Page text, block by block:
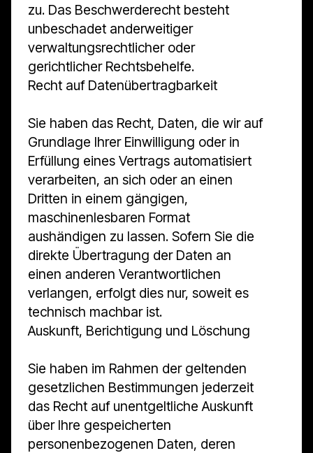
zu. Das Beschwerderecht besteht
unbeschadet anderweitiger
verwaltungsrechtlicher oder
gerichtlicher Rechtsbehelfe.
Recht auf Daten­übertrag­barkeit
Sie haben das Recht, Daten, die wir auf
Grundlage Ihrer Einwilligung oder in
Erfüllung eines Vertrags automatisiert
verarbeiten, an sich oder an einen
Dritten in einem gängigen,
maschinenlesbaren Format
aushändigen zu lassen. Sofern Sie die
direkte Übertragung der Daten an
einen anderen Verantwortlichen
verlangen, erfolgt dies nur, soweit es
technisch machbar ist.
Auskunft, Berichtigung und Löschung
Sie haben im Rahmen der geltenden
gesetzlichen Bestimmungen jederzeit
das Recht auf unentgeltliche Auskunft
über Ihre gespeicherten
personenbezogenen Daten, deren